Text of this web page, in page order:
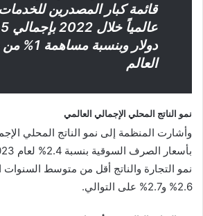
قائمة كبار المصدرين
دولار وبنسبة
العالم
نمو الناتج المحلي الإجمالي العالمي
وأشارت المنظمة إلى نمو الناتج المحلي
2.6% و2.7% على التوالي.